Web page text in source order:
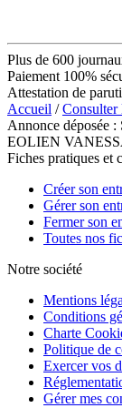
Plus de 600
Paiement 100%
Attestation de
Accueil /Consulter
Annonce
EOLIEN
Fiches pratiques et
Créer son
Gérer son
Fermer son
Toutes nos
Notre société
Mentions
Conditions
Charte
Politique de
Exercer vos
Gérer mes